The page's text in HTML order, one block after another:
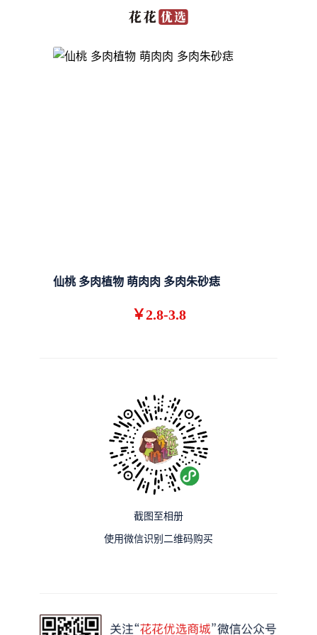
仙桃 多肉植物 萌肉肉 多肉朱砂痣
￥2.8-3.8
截图至相册
使用微信识别二维码购买